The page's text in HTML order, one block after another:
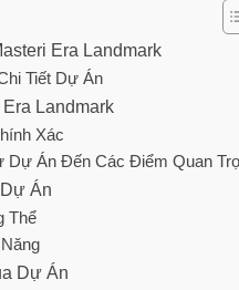
Era Landmark
Tiết Dự Án
Landmark
Xác
Dự Án Đến Các Điểm Quan
Án
Thể
Dự Án